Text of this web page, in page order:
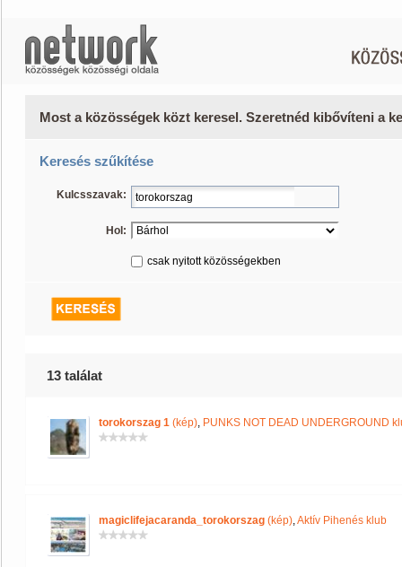
Most a közösségek közt keresel. Szeretnéd kibővíteni a
Keresés szűkítése
Kulcsszavak:
Hol:
csak nyitott közösségekben
13 találat
torokorszag 1 (kép), PUNKS NOT DEAD UNDERGROUND
magiclifejacaranda_torokorszag (kép),Aktív Pihenés klub